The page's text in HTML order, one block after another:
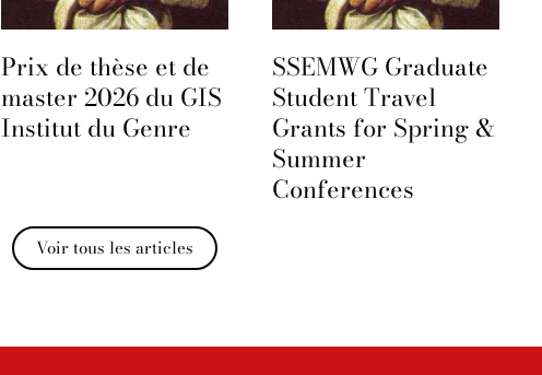
Prix de thèse et de
master 2026 du GIS
Institut du Genre
SSEMWG Graduate
Student Travel
Grants for Spring &
Summer
Conferences
Voir tous les articles